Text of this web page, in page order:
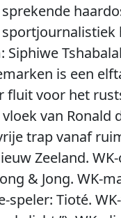
Siphiwe
is een
fluit voor het
van Ronald
trap vanaf
Zeeland.
& Jong. WK-
speler: Tioté.